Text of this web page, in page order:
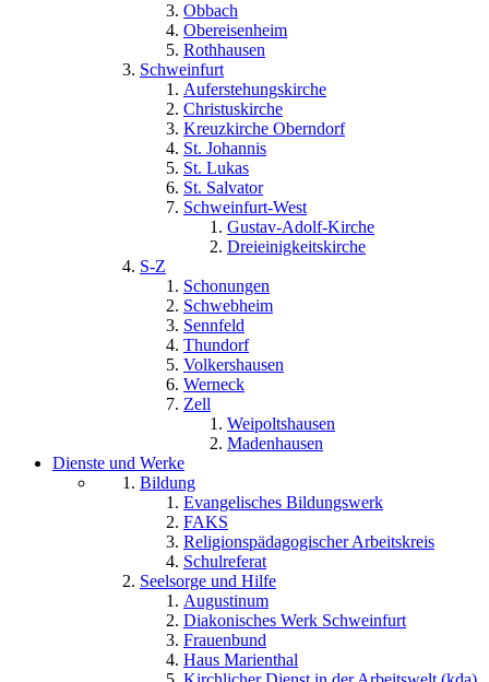
Obbach
Obereisenheim
Rothhausen
Schweinfurt
Auferstehungskirche
Christuskirche
Kreuzkirche Oberndorf
St. Johannis
St. Lukas
St. Salvator
Schweinfurt-West
Gustav-Adolf-Kirche
Dreieinigkeitskirche
S-Z
Schonungen
Schwebheim
Sennfeld
Thundorf
Volkershausen
Werneck
Zell
Weipoltshausen
Madenhausen
Dienste und Werke
Bildung
Evangelisches Bildungswerk
FAKS
Religionspädagogischer Arbeitskreis
Schulreferat
Seelsorge und Hilfe
Augustinum
Diakonisches Werk Schweinfurt
Frauenbund
Haus Marienthal